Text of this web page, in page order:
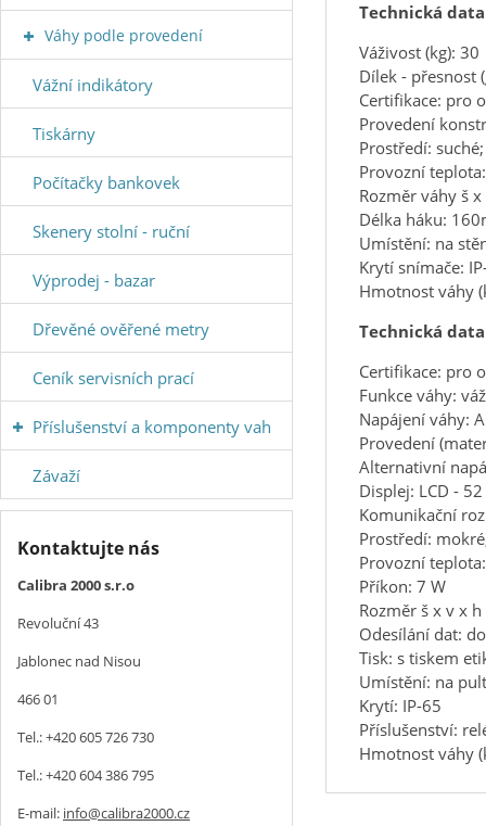
Technická
Váživost (kg): 30
Dílek - přesnost
Certifikace: pro
Provedení
Prostředí:
Provozní teplota:
Rozměr váhy š
Délka háku:
Umístění: na
Krytí snímače:
Hmotnost váhy
Technická
Certifikace: pro
Funkce váhy:
Napájení váhy:
Provedení
Alternativní
Displej: LCD -
Komunikační
Prostředí:
Provozní teplota:
Příkon: 7 W
Rozměr š x v x
Odesílání dat:
Tisk: s tiskem
Umístění: na
Krytí: IP-65
Příslušenství:
Hmotnost váhy
Váhy podle provedení
Vážní indikátory
Tiskárny
Počítačky bankovek
Skenery stolní - ruční
Výprodej - bazar
Dřevěné ověřené metry
Ceník servisních prací
Příslušenství a komponenty vah
Závaží
Kontaktujte nás
Calibra 2000 s.r.o
Revoluční 43
Jablonec nad Nisou
466 01
Tel.: +420 605 726 730
Tel.: +420 604 386 795
E-mail: info@calibra2000.cz